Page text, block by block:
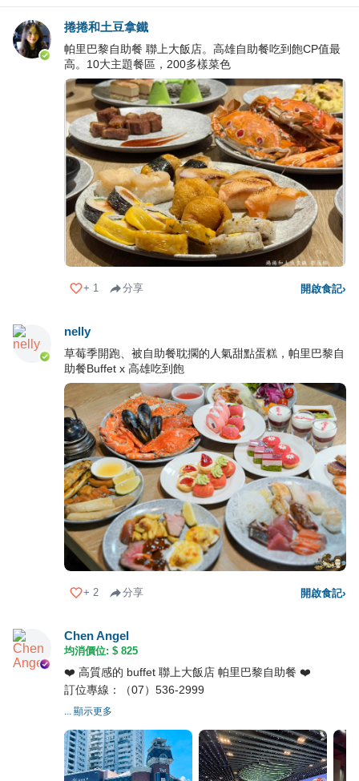
捲捲和土豆拿鐵
帕里巴黎自助餐 聯上大飯店。高雄自助餐吃到飽CP值最
高。10大主題餐區，200多樣菜色
+ 1 分享 開啟食記›
nelly
草莓季開跑、被自助餐耽擱的人氣甜點蛋糕，帕里巴黎自
助餐Buffet x 高雄吃到飽
+ 2 分享 開啟食記›
Chen Angel
均消價位: $ 825
❤️ 高質感的 buffet 聯上大飯店 帕里巴黎自助餐 ❤️
訂位專線：（07）536-2999
... 顯示更多